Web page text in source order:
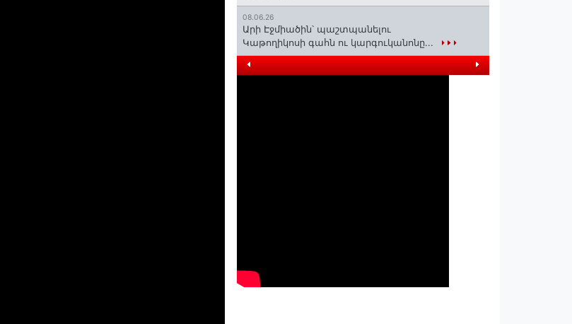
08.06.26
Արի Էջմիածին՝ պաշտպանելու
Կաթողիկոսի գահն ու կարգուկանոնը...